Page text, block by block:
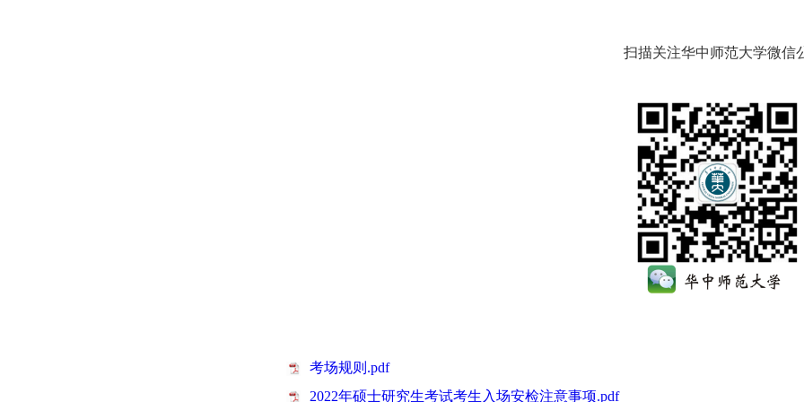
扫描关注华中师范大学微信
考场规则.pdf
2022年硕士研究生考试考生入场安检注意事项.pdf